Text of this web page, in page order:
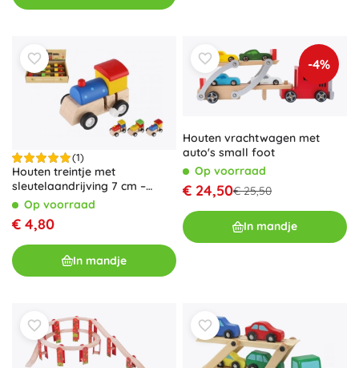
(1)
Houten treintje met
sleutelaandrijving 7 cm –
kleurrijk speelgoed voor
kinderen
Op voorraad
€ 4,80
In mandje
-4%
Houten vrachtwagen met
auto's small foot
Op voorraad
€ 24,50€ 25,50
In mandje